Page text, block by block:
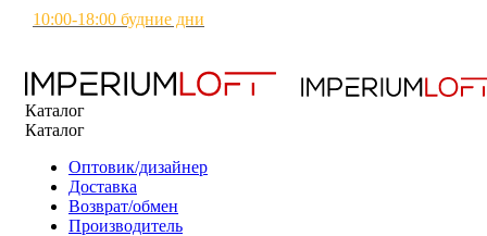
10:00-18:00 будние дни
Каталог
Каталог
Оптовик/дизайнер
Доставка
Возврат/обмен
Производитель